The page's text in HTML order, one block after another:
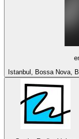
Istanbul, Bossa Nova,